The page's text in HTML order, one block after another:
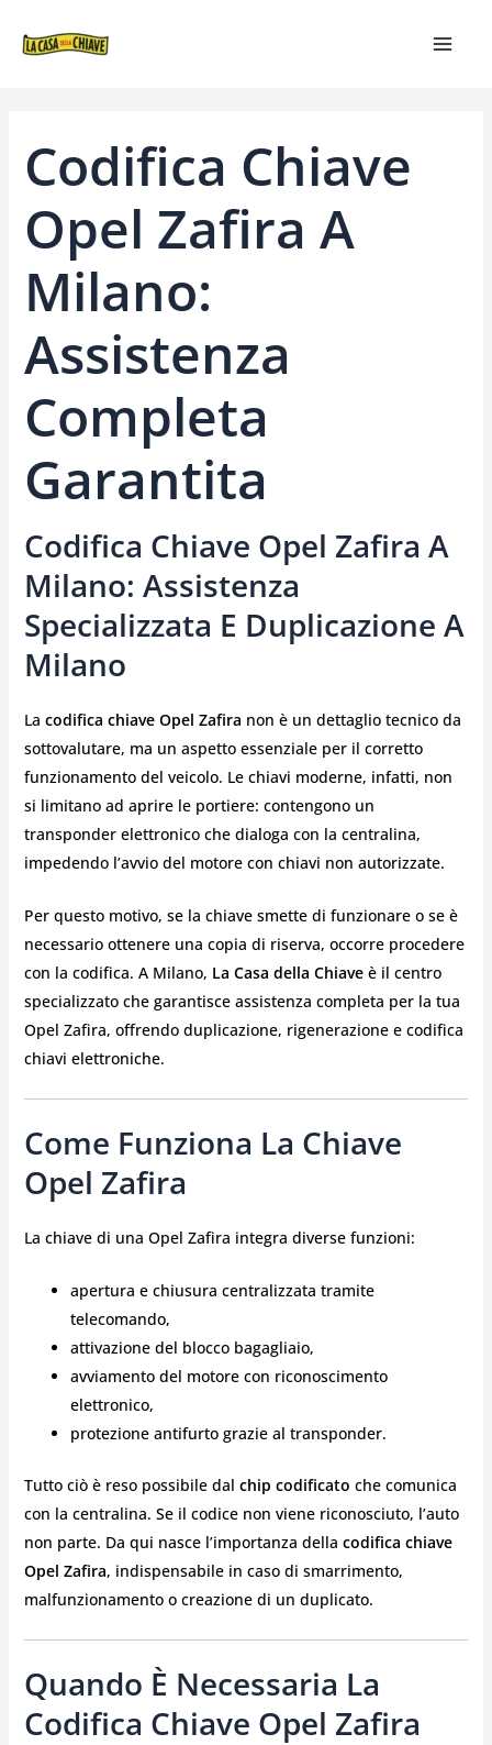
Codifica Chiave
Opel Zafira A
Milano:
Assistenza
Completa
Garantita
Codifica Chiave Opel Zafira A
Milano: Assistenza
Specializzata E Duplicazione A
Milano
La codifica chiave Opel Zafira non è un dettaglio tecnico da
sottovalutare, ma un aspetto essenziale per il corretto
funzionamento del veicolo. Le chiavi moderne, infatti, non
si limitano ad aprire le portiere: contengono un
transponder elettronico che dialoga con la centralina,
impedendo l’avvio del motore con chiavi non autorizzate.
Per questo motivo, se la chiave smette di funzionare o se è
necessario ottenere una copia di riserva, occorre procedere
con la codifica. A Milano, La Casa della Chiaveè il centro
specializzato che garantisce assistenza completa per la tua
Opel Zafira, offrendo duplicazione, rigenerazione e codifica
chiavi elettroniche.
Come Funziona La Chiave
Opel Zafira
La chiave di una Opel Zafira integra diverse funzioni:
apertura e chiusura centralizzata tramite
telecomando,
attivazione del blocco bagagliaio,
avviamento del motore con riconoscimento
elettronico,
protezione antifurto grazie al transponder.
Tutto ciò è reso possibile dal chip codificato che comunica
con la centralina. Se il codice non viene riconosciuto, l’auto
non parte. Da qui nasce l’importanza della codifica chiave
Opel Zafira, indispensabile in caso di smarrimento,
malfunzionamento o creazione di un duplicato.
Quando È Necessaria La
Codifica Chiave Opel Zafira
ARTICOLI